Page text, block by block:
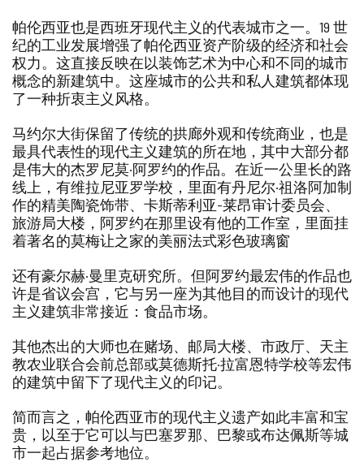
帕伦西亚也是西班牙现代主义的代表城市之一。19 世
纪的工业发展增强了帕伦西亚资产阶级的经济和社会
权力。这直接反映在以装饰艺术为中心和不同的城市
概念的新建筑中。这座城市的公共和私人建筑都体现
了一种折衷主义风格。
马约尔大街保留了传统的拱廊外观和传统商业，也是
最具代表性的现代主义建筑的所在地，其中大部分都
是伟大的杰罗尼莫·阿罗约的作品。在近一公里长的路
线上，有维拉尼亚罗学校，里面有丹尼尔·祖洛阿加制
作的精美陶瓷饰带、卡斯蒂利亚-莱昂审计委员会、
旅游局大楼，阿罗约在那里设有他的工作室，里面挂
着著名的莫梅让之家的美丽法式彩色玻璃窗
还有豪尔赫·曼里克研究所。但阿罗约最宏伟的作品也
许是省议会宫，它与另一座为其他目的而设计的现代
主义建筑非常接近：食品市场。
其他杰出的大师也在赌场、邮局大楼、市政厅、天主
教农业联合会前总部或莫德斯托·拉富恩特学校等宏伟
的建筑中留下了现代主义的印记。
简而言之，帕伦西亚市的现代主义遗产如此丰富和宝
贵，以至于它可以与巴塞罗那、巴黎或布达佩斯等城
市一起占据参考地位。